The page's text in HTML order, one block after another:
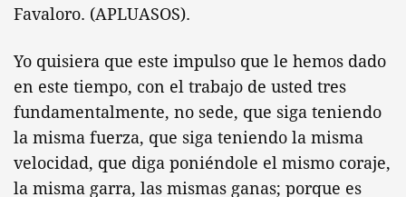
Favaloro. (APLUASOS).
Yo quisiera que este impulso que le hemos dado
en este tiempo, con el trabajo de usted tres
fundamentalmente, no sede, que siga teniendo
la misma fuerza, que siga teniendo la misma
velocidad, que diga poniéndole el mismo coraje,
la misma garra, las mismas ganas; porque es